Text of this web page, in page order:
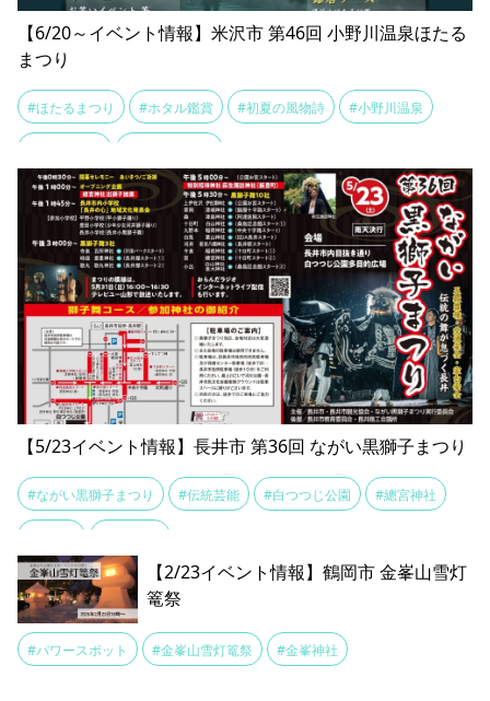
【6/20～イベント情報】米沢市 第46回 小野川温泉ほたる
まつり
#ほたるまつり #ホタル鑑賞 #初夏の風物詩 #小野川温泉
【5/23イベント情報】長井市 第36回 ながい黒獅子まつり
#ながい黒獅子まつり #伝統芸能 #白つつじ公園 #總宮神社
【2/23イベント情報】鶴岡市 金峯山雪灯
篭祭
#パワースポット #金峯山雪灯篭祭 #金峯神社